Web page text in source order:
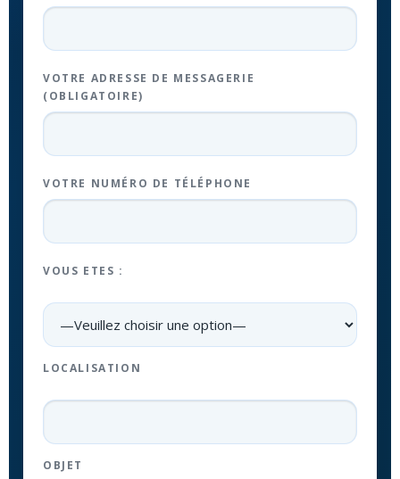
VOTRE ADRESSE DE MESSAGERIE
(OBLIGATOIRE)
VOTRE NUMÉRO DE TÉLÉPHONE
VOUS ETES :
LOCALISATION
OBJET